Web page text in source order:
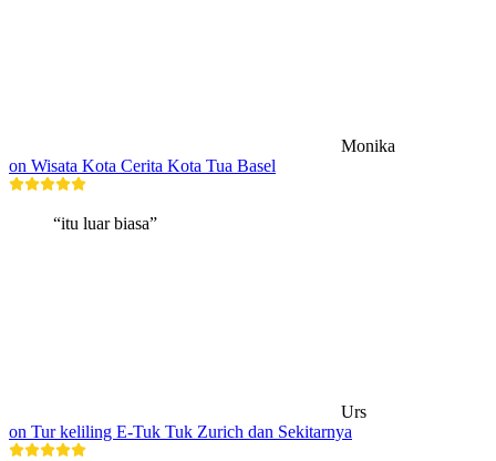
Monika
on Wisata Kota Cerita Kota Tua Basel
“itu luar biasa”
Urs
on Tur keliling E-Tuk Tuk Zurich dan Sekitarnya